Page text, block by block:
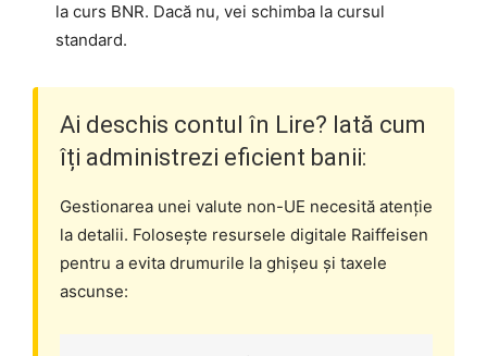
la curs BNR. Dacă nu, vei schimba la cursul
standard.
Ai deschis contul în Lire? Iată cum
îți administrezi eficient banii:
Gestionarea unei valute non-UE necesită atenție
la detalii. Folosește resursele digitale Raiffeisen
pentru a evita drumurile la ghișeu și taxele
ascunse: